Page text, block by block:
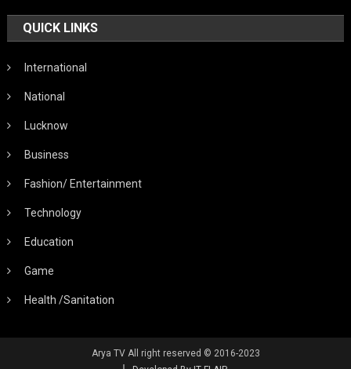
QUICK LINKS
International
National
Lucknow
Business
Fashion/ Entertainment
Technology
Education
Game
Health /Sanitation
Arya TV All right reserved © 2016-2023